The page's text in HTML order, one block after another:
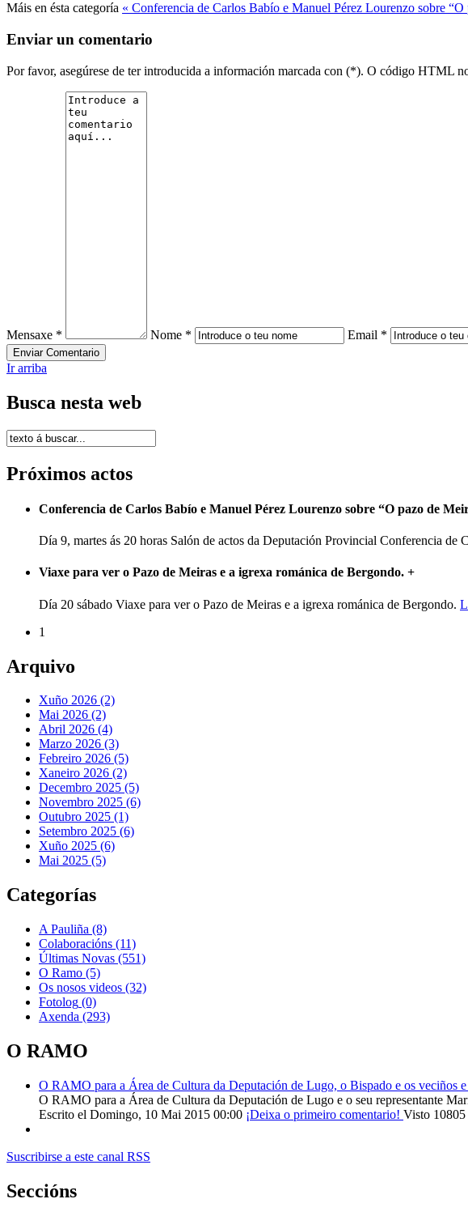
Máis en ésta categoría « Conferencia de Carlos Babío e Manuel Pérez Lourenzo sobre “O
Enviar un comentario
Por favor, asegúrese de ter introducida a información marcada con (*). O código HTML
Mensaxe * Nome * Email *
Ir arriba
Busca nesta web
Próximos actos
Conferencia de Carlos Babío e Manuel Pérez Lourenzo sobre “O pazo de
Día 9, martes ás 20 horas Salón de actos da Deputación Provincial Conferencia de
Viaxe para ver o Pazo de Meiras e a igrexa románica de Bergondo. +
Día 20 sábado Viaxe para ver o Pazo de Meiras e a igrexa románica de Bergondo.
1
Arquivo
Xuño 2026 (2)
Mai 2026 (2)
Abril 2026 (4)
Marzo 2026 (3)
Febreiro 2026 (5)
Xaneiro 2026 (2)
Decembro 2025 (5)
Novembro 2025 (6)
Outubro 2025 (1)
Setembro 2025 (6)
Xuño 2025 (6)
Mai 2025 (5)
Categorías
A Pauliña (8)
Colaboracións (11)
Últimas Novas (551)
O Ramo (5)
Os nosos videos (32)
Fotolog (0)
Axenda (293)
O RAMO
O RAMO para a Área de Cultura da Deputación de Lugo, o Bispado e os veciños
O RAMO para a Área de Cultura da Deputación de Lugo e o seu representante
Escrito el Domingo, 10 Mai 2015 00:00 ¡Deixa o primeiro comentario! Visto 10805
Suscribirse a este canal RSS
Seccións